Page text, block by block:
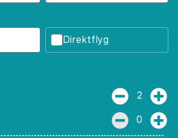
Direktflyg
2
0